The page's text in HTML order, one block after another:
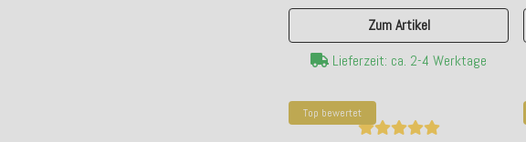
Zum Artikel
Lieferzeit: ca. 2-4 Werktage
Top bewertet